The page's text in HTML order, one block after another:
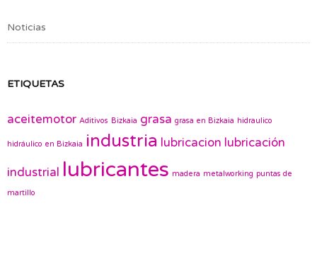
Noticias
ETIQUETAS
aceitemotor Aditivos Bizkaia grasa grasa en Bizkaia hidraulico
hidráulico en Bizkaia industria lubricacion lubricación
industrial lubricantes madera metalworking puntas de
martillo